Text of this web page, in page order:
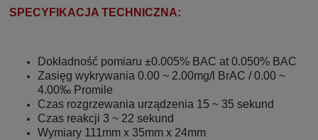
SPECYFIKACJA TECHNICZNA:
Dokładność pomiaru ±0.005% BAC at 0.050% BAC
Zasięg wykrywania 0.00 ~ 2.00mg/l BrAC / 0.00 ~
4.00‰ Promile
Czas rozgrzewania urządzenia 15 ~ 35 sekund
Czas reakcji 3 ~ 22 sekund
Wymiary 111mm x 35mm x 24mm